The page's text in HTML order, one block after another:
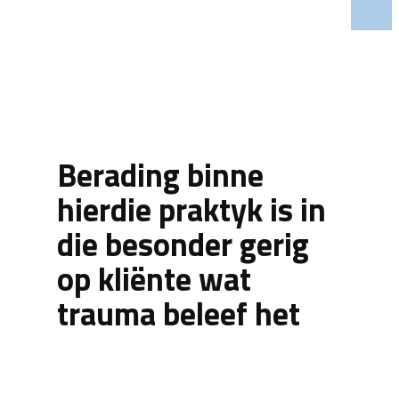
Berading binne
hierdie praktyk is in
die besonder gerig
op kliënte wat
trauma beleef het